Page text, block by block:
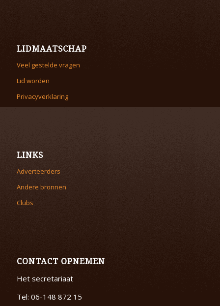
LIDMAATSCHAP
Veel gestelde vragen
Lid worden
Privacyverklaring
LINKS
Adverteerders
Andere bronnen
Clubs
CONTACT OPNEMEN
Het secretariaat
Tel: 06-148 872 15